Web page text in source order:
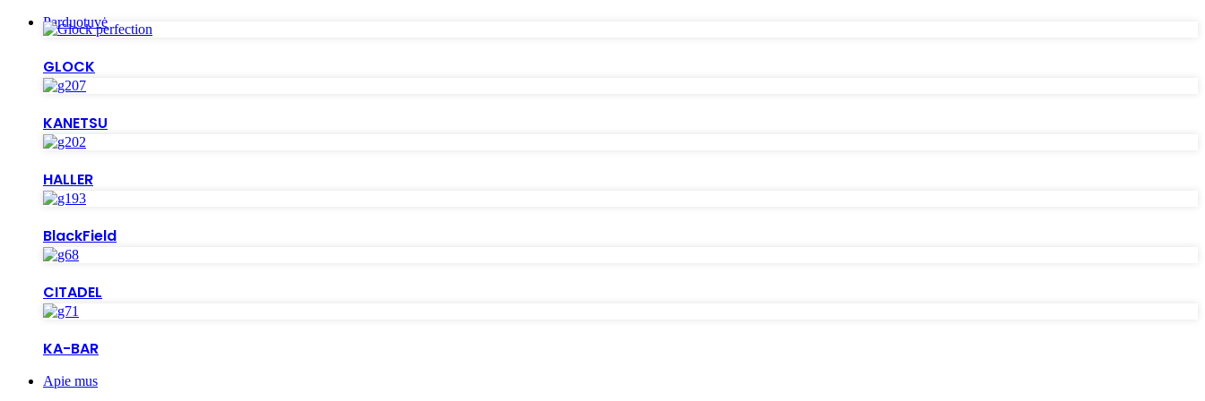
Parduotuvė
GLOCK
KANETSU
HALLER
BlackField
CITADEL
KA-BAR
Apie mus